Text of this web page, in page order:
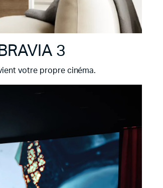
3
votre propre cinéma.